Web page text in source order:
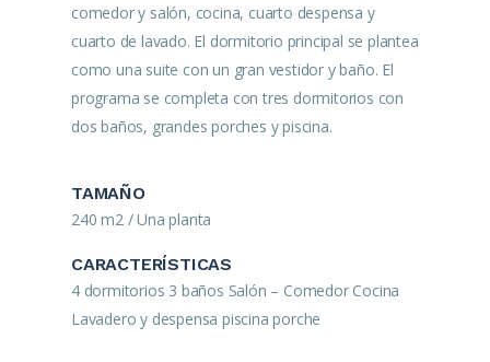
comedor y salón, cocina, cuarto despensa y
cuarto de lavado. El dormitorio principal se plantea
como una suite con un gran vestidor y baño. El
programa se completa con tres dormitorios con
dos baños, grandes porches y piscina.
TAMAÑO
240 m2 / Una planta
CARACTERÍSTICAS
4 dormitorios 3 baños Salón – Comedor Cocina
Lavadero y despensa piscina porche